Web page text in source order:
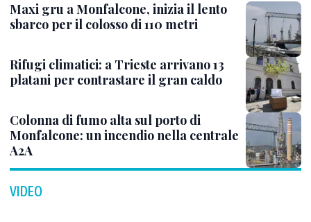
Maxi gru a Monfalcone, inizia il lento
sbarco per il colosso di 110 metri
Rifugi climatici: a Trieste arrivano 13
platani per contrastare il gran caldo
Colonna di fumo alta sul porto di
Monfalcone: un incendio nella centrale
A2A
VIDEO